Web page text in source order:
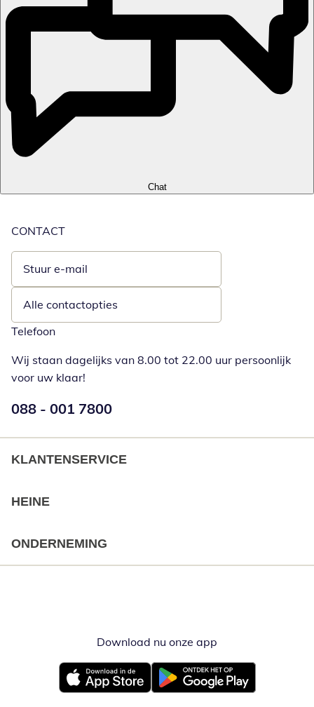
Chat
CONTACT
Stuur e-mail
Opent e-mailclient
Alle contactopties
Telefoon
Wij staan dagelijks van 8.00 tot 22.00 uur persoonlijk
voor uw klaar!
Telefoonnummer:
088 - 001 7800
KLANTENSERVICE
HEINE
ONDERNEMING
Download nu onze app
Opent in nieuw vensterOpent in nieuw venster